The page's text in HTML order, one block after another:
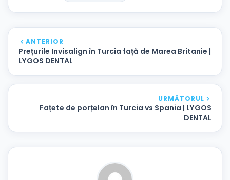
ANTERIOR
Prețurile Invisalign în Turcia față de Marea Britanie |
LYGOS DENTAL
URMĂTORUL
Fațete de porțelan în Turcia vs Spania | LYGOS
DENTAL